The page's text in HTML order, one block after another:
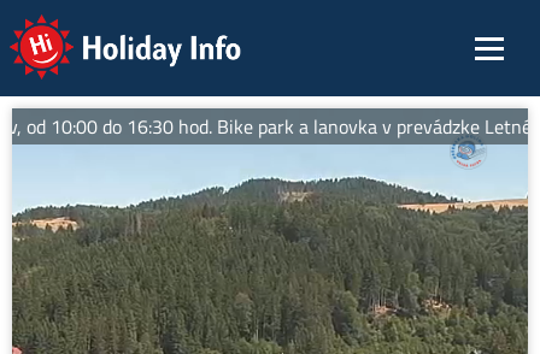
Holiday Info
od 10:00 do 16:30 hod. Bike park a lanovka v prevádzke